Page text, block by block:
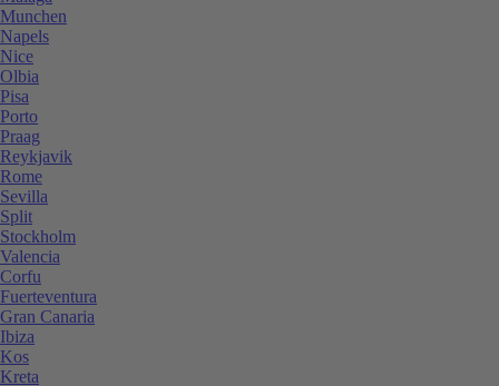
Munchen
Napels
Nice
Olbia
Pisa
Porto
Praag
Reykjavik
Rome
Sevilla
Split
Stockholm
Valencia
Corfu
Fuerteventura
Gran Canaria
Ibiza
Kos
Kreta